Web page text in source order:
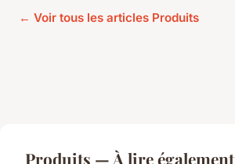
← Voir tous les articles Produits
Produits — À lire également